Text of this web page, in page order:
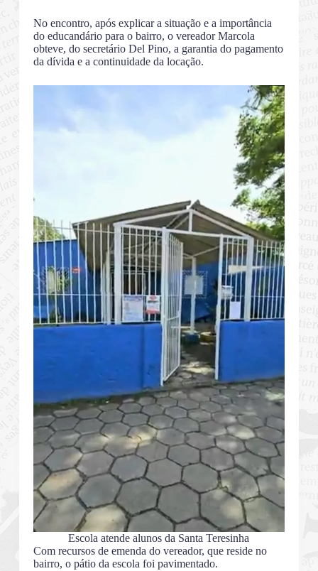
No encontro, após explicar a situação e a importância
do educandário para o bairro, o vereador Marcola
obteve, do secretário Del Pino, a garantia do pagamento
da dívida e a continuidade da locação.
Escola atende alunos da Santa Teresinha
Com recursos de emenda do vereador, que reside no
bairro, o pátio da escola foi pavimentado.